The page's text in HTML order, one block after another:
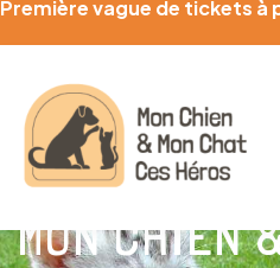
Première vague de tickets à
MON CHIEN